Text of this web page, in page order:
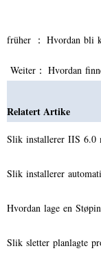
früher ： Hvordan bli
Weiter： Hvordan
Relatert Artike
Slik installerer IIS 6.0
Slik installerer
Hvordan lage en
Slik sletter planlagte